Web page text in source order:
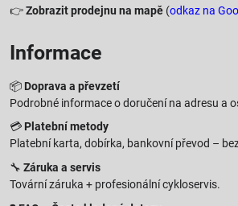
👉Zobrazit prodejnu na mapě (odkaz na
Informace
📦 Doprava a převzetí
Podrobné informace o doručení na adresu a
💳 Platební metody
Platební karta, dobírka, bankovní převod –
🔧 Záruka a servis
Tovární záruka + profesionální cykloservis.